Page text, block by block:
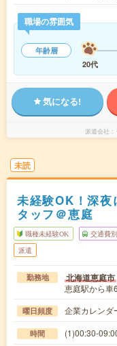
職場の雰囲気
年齢層
20代
気になる!
派遣会社
未読
未経験OK！深夜
タッフ＠恵庭
職種未経験OK 交通費
派遣
勤務地 北海道恵庭市
恵庭駅から車
曜日頻度 企業カレンダ
時間 (1)00:30-